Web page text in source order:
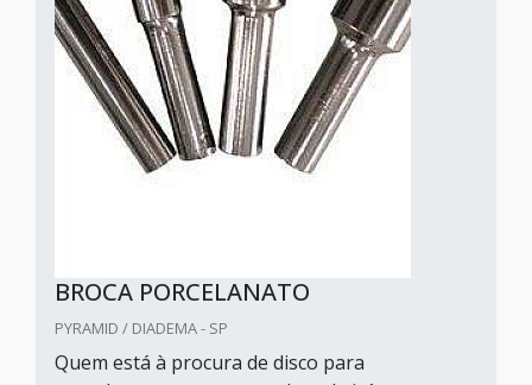
BROCA PORCELANATO
PYRAMID / DIADEMA - SP
Quem está à procura de disco para